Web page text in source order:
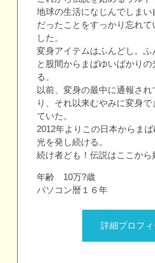
地球の生活になじんでしまい
だったことをすっかり忘れて
した。
変身アイテムはふんどし。ふ
と股間からまばゆいばかり
る。
以前、変身の最中に通報さ
り、それ以来むやみに変身
ていた。
2012年よりこの日本からま
光を発し続ける。
続け者ども！伝説はここから
年齢 10万?歳
パソコン暦１６年
詳細プロフ